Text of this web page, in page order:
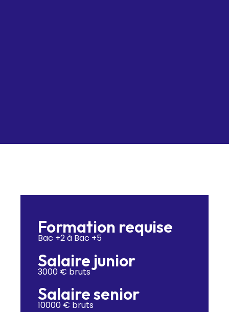
Formation requise
Bac +2 à Bac +5
Salaire junior
3000 € bruts
Salaire senior
10000 € bruts